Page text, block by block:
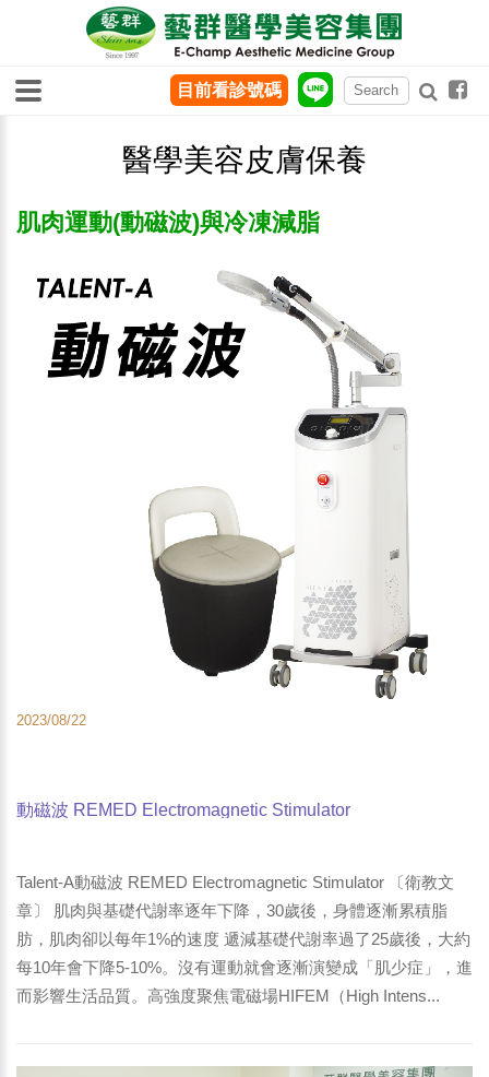
醫學美容皮膚保養
肌肉運動(動磁波)與冷凍減脂
2023/08/22
動磁波 REMED Electromagnetic Stimulator
Talent-A動磁波 REMED Electromagnetic Stimulator 〔衛教文
章〕 肌肉與基礎代謝率逐年下降，30歲後，身體逐漸累積脂
肪，肌肉卻以每年1%的速度 遞減基礎代謝率過了25歲後，大約
每10年會下降5-10%。沒有運動就會逐漸演變成「肌少症」，進
而影響生活品質。高強度聚焦電磁場HIFEM（High Intens...
目前看診號碼